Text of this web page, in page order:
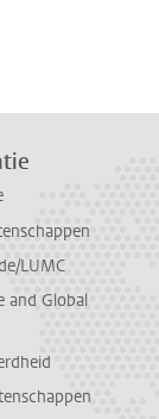
LUMC
and Global